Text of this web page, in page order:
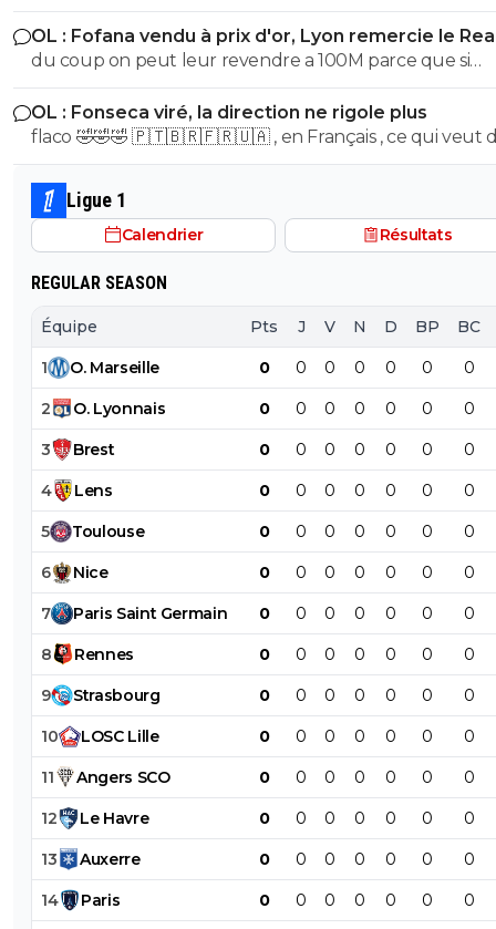
importante, et d'ici là il y a du boulot. Des clubs comme
Rennes et le PFC ont un très beau potentiel mais la
est très haute. Un club comme Bordeaux aurait pu
pourrait très bien jouer le maintien mais ne sombrera
Et c'est peut-être là une source du problème car cela
ça, se contentant de trading.
défenseurs Contre united il titularise akoukou il en est pas a
son premier coup essai
OL : Fofana vendu à prix d'or, Lyon remercie le
du coup on peut leur revendre a 100M parce que si
diomande en vaut 140 je vois pas trop pourquoi fofana
serait 30 Les mecs te sortent oui mais pour 19 ans il est
vraiment puissant .... normal il en a 25
OL : Fonseca viré, la direction ne rigole plus
flaco 🤣🤣🤣 🇵🇹🇧🇷🇫🇷🇺🇦 , en Français , ce qui veut dire ,
stp ,?
Ligue 1
Calendrier Résultats
REGULAR SEASON
Équipe Pts J V N D BP BC
1 O. Marseille 0 0 0 0 0 0 0
2 O. Lyonnais 0 0 0 0 0 0 0
3 Brest 0 0 0 0 0 0 0
4 Lens 0 0 0 0 0 0 0
5 Toulouse 0 0 0 0 0 0 0
6 Nice 0 0 0 0 0 0 0
7 Paris Saint Germain 0 0 0 0 0 0 0
8 Rennes 0 0 0 0 0 0 0
9 Strasbourg 0 0 0 0 0 0 0
10 LOSC Lille 0 0 0 0 0 0 0
11 Angers SCO 0 0 0 0 0 0 0
12 Le Havre 0 0 0 0 0 0 0
13 Auxerre 0 0 0 0 0 0 0
14 Paris 0 0 0 0 0 0 0